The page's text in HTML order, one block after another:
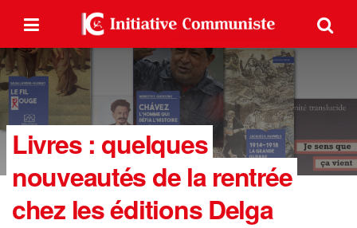
Livres : quelques
nouveautés de la rentrée
chez les éditions Delga